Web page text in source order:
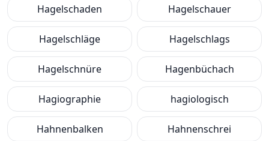
Hagelschaden Hagelschauer
Hagelschläge Hagelschlags
Hagelschnüre Hagenbüchach
Hagiographie hagiologisch
Hahnenbalken Hahnenschrei